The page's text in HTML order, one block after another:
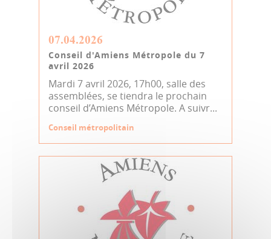
07.04.2026
Conseil d'Amiens Métropole du 7
avril 2026
Mardi 7 avril 2026, 17h00, salle des
assemblées, se tiendra le prochain
conseil d’Amiens Métropole. A suivr...
Conseil métropolitain